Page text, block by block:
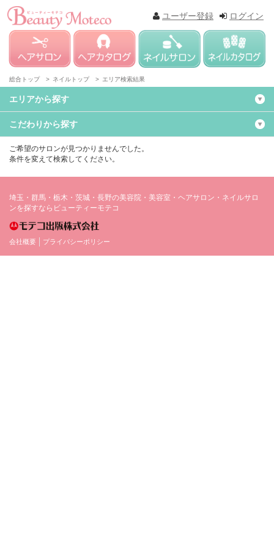
ログイン
ユーザー登録
総合トップ > ネイルトップ > エリア検索結果
エリアから探す
こだわりから探す
ご希望のサロンが見つかりませんでした。
条件を変えて検索してください。
埼玉・群馬・栃木・茨城・長野の美容院・美容室・ヘアサロン・ネイルサロ
ンを探すならビューティーモテコ
会社概要 プライバシーポリシー